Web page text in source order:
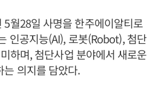
월28일 사명을 한주에이알티로
인공지능(AI), 로봇(Robot), 첨단
하며, 첨단사업 분야에서 새로운
는 의지를 담았다.